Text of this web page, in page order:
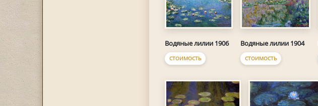
Водяные лилии 1906
СТОИМОСТЬ
Водяные лилии 1904
СТОИМОСТЬ